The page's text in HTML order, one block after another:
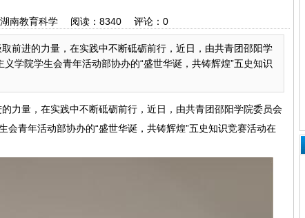
南教育科学 阅读： 8340评论： 0
前进的力量，在实践中不断砥砺前行，近日，由共青团邵阳学
学院学生会青年活动部协办的“盛世华诞，共铸辉煌”五史知识
力量，在实践中不断砥砺前行，近日，由共青团邵阳学院委员会
青年活动部协办的“盛世华诞，共铸辉煌”五史知识竞赛活动在